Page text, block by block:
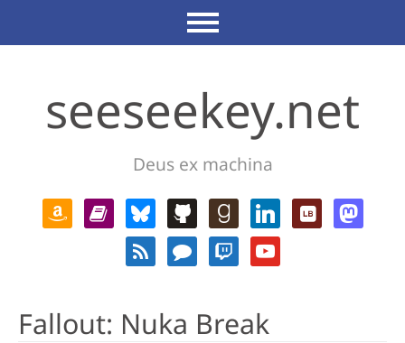
seeseekey.net
Deus ex machina
Fallout: Nuka Break